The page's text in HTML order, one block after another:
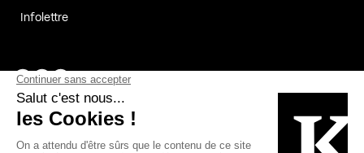
Infolettre
Page Facebook de Kollectif
Page Instagram de Kollectif
Page Linkedin de Kollectif